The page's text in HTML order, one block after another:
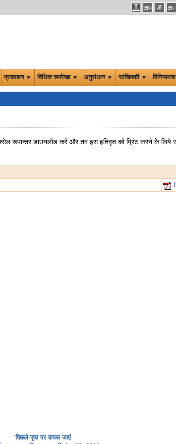
प्रकाशन ▼ विधिक रूपरेखा ▼ अनुसंधान ▼ सांख्यिकी ▼ विनियामक
रूपान्तर डाउनलोड करें और तब इस इतिवृत को प्रिंट करने के लिये
पिछले पृष्ठ पर वापस जाएं